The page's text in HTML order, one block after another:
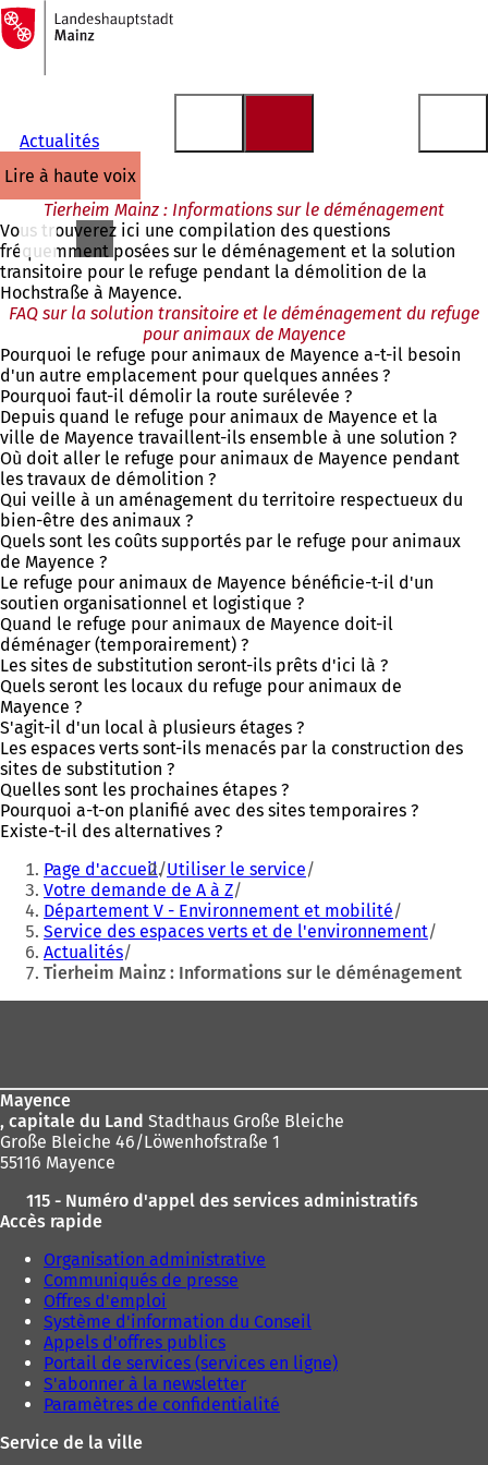
Accéder au contenu
Vers
la
page
d'accueil
Actualités
lire à haute voix
Tierheim Mainz : Informations sur le déménagement
Vous trouverez ici une compilation des questions
fréquemment posées sur le déménagement et la solution
transitoire pour le refuge pendant la démolition de la
Hochstraße à Mayence.
FAQ sur la solution transitoire et le déménagement du refuge
pour animaux de Mayence
Pourquoi le refuge pour animaux de Mayence a-t-il besoin
d'un autre emplacement pour quelques années ?
Pourquoi faut-il démolir la route surélevée ?
Depuis quand le refuge pour animaux de Mayence et la
ville de Mayence travaillent-ils ensemble à une solution ?
Où doit aller le refuge pour animaux de Mayence pendant
les travaux de démolition ?
Qui veille à un aménagement du territoire respectueux du
bien-être des animaux ?
Quels sont les coûts supportés par le refuge pour animaux
de Mayence ?
Le refuge pour animaux de Mayence bénéficie-t-il d'un
soutien organisationnel et logistique ?
Quand le refuge pour animaux de Mayence doit-il
déménager (temporairement) ?
Les sites de substitution seront-ils prêts d'ici là ?
Quels seront les locaux du refuge pour animaux de
Mayence ?
S'agit-il d'un local à plusieurs étages ?
Les espaces verts sont-ils menacés par la construction des
sites de substitution ?
Quelles sont les prochaines étapes ?
Pourquoi a-t-on planifié avec des sites temporaires ?
Existe-t-il des alternatives ?
Vous
êtes
ici
Page d'accueil Utiliser le service
Votre demande de A à Z
Département V - Environnement et mobilité
Service des espaces verts et de l'environnement
Actualités
Tierheim Mainz : Informations sur le déménagement
Mayence
, capitale du Land Stadthaus Große Bleiche
Große Bleiche 46/Löwenhofstraße 1
55116 Mayence
115 - Numéro d'appel des services administratifs
Accès rapide
Organisation administrative
Communiqués de presse
Offres d'emploi
Système d'information du Conseil
Appels d'offres publics
Portail de services (services en ligne)
S'abonner à la newsletter
Paramètres de confidentialité
Service de la ville